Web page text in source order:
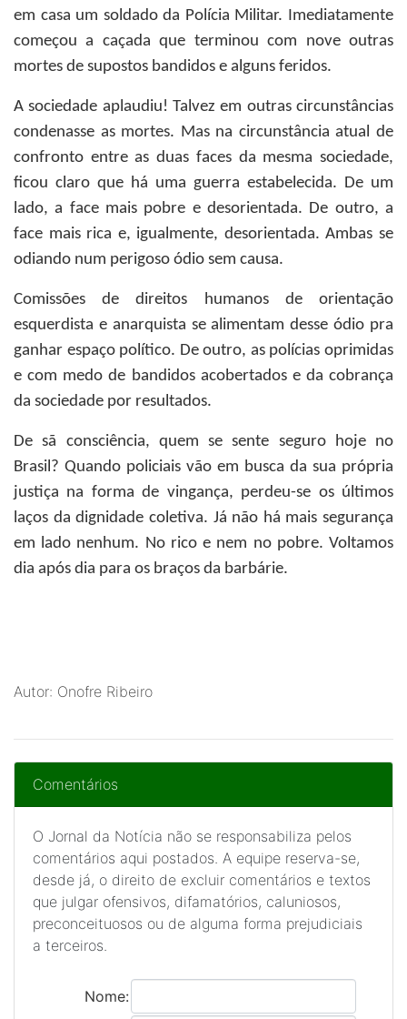
em casa um soldado da Polícia Militar. Imediatamente
começou a caçada que terminou com nove outras
mortes de supostos bandidos e alguns feridos.
A sociedade aplaudiu! Talvez em outras circunstâncias
condenasse as mortes. Mas na circunstância atual de
confronto entre as duas faces da mesma sociedade,
ficou claro que há uma guerra estabelecida. De um
lado, a face mais pobre e desorientada. De outro, a
face mais rica e, igualmente, desorientada. Ambas se
odiando num perigoso ódio sem causa.
Comissões de direitos humanos de orientação
esquerdista e anarquista se alimentam desse ódio pra
ganhar espaço político. De outro, as polícias oprimidas
e com medo de bandidos acobertados e da cobrança
da sociedade por resultados.
De sã consciência, quem se sente seguro hoje no
Brasil? Quando policiais vão em busca da sua própria
justiça na forma de vingança, perdeu-se os últimos
laços da dignidade coletiva. Já não há mais segurança
em lado nenhum. No rico e nem no pobre. Voltamos
dia após dia para os braços da barbárie.
Autor: Onofre Ribeiro
Comentários
O Jornal da Notícia não se responsabiliza pelos
comentários aqui postados. A equipe reserva-se,
desde já, o direito de excluir comentários e textos
que julgar ofensivos, difamatórios, caluniosos,
preconceituosos ou de alguma forma prejudiciais
a terceiros.
Nome: